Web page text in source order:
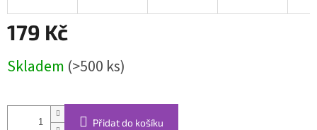
179 Kč
cena:
Skladem (>500 ks)
Přidat do košíku